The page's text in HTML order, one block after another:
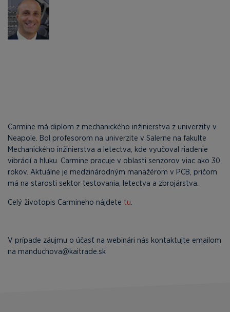
Carmine má diplom z mechanického inžinierstva z univerzity v
Neapole. Bol profesorom na univerzite v Salerne na fakulte
Mechanického inžinierstva a letectva, kde vyučoval riadenie
vibrácií a hluku. Carmine pracuje v oblasti senzorov viac ako 30
rokov. Aktuálne je medzinárodným manažérom v PCB, pričom
má na starosti sektor testovania, letectva a zbrojárstva.
Celý životopis Carmineho nájdete tu
V prípade záujmu o účasť na webinári nás kontaktujte emailom
na manduchova@kaitrade.sk